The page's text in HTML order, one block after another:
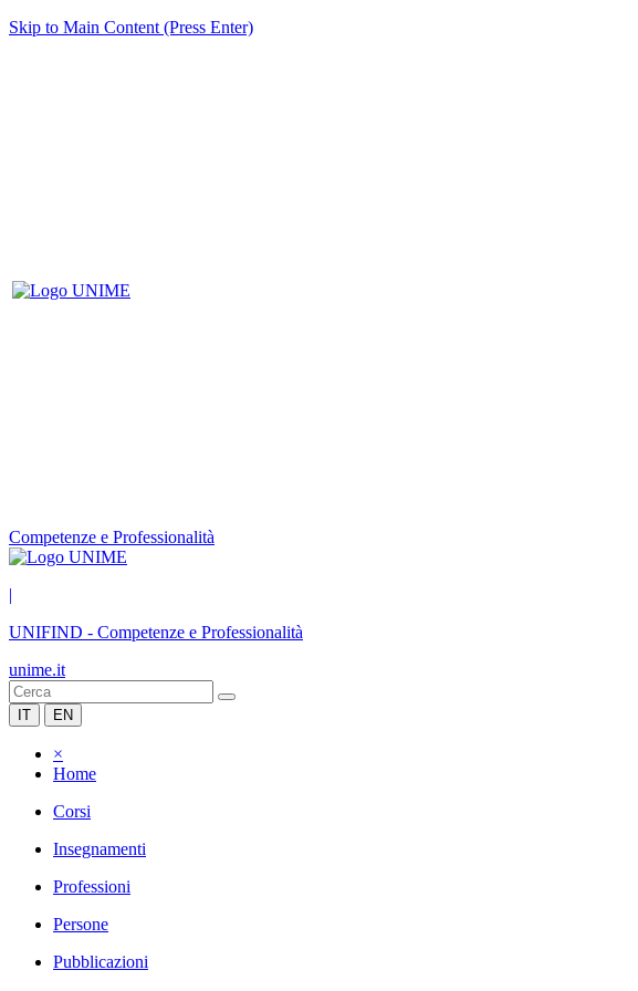
Skip to Main Content (Press Enter)
Competenze e Professionalità
|
UNIFIND - Competenze e Professionalità
unime.it
IT EN
×
Home
Corsi
Insegnamenti
Professioni
Persone
Pubblicazioni